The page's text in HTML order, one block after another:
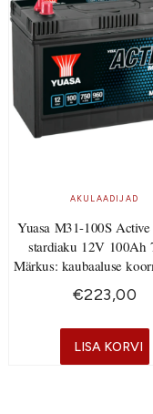
AKULAADIJAD
Yuasa M31-100S
stardiaku 12V 100Ah
Märkus: kaubaaluse
€223,00
LISA KORVI